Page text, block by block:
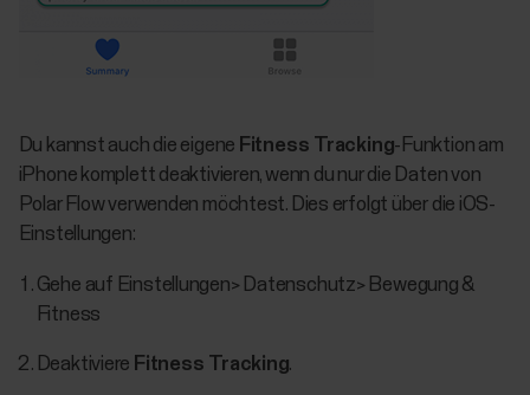
Du kannst auch die eigene Fitness Tracking-Funktion am
iPhone komplett deaktivieren, wenn du nur die Daten von
Polar Flow verwenden möchtest. Dies erfolgt über die iOS-
Einstellungen:
Gehe auf Einstellungen> Datenschutz> Bewegung &
Fitness
Deaktiviere Fitness Tracking.